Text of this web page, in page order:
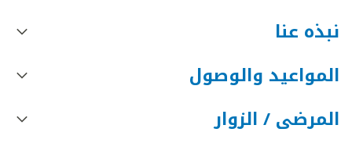
نبذه عنا
المواعيد والوصول
المرضى / الزوار